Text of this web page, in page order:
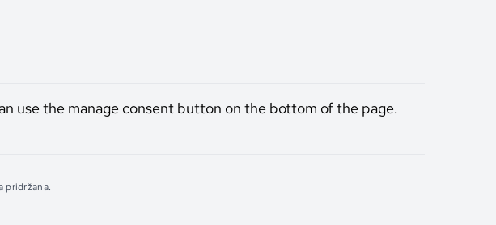
use the manage consent button on the bottom of the page.
pridržana.